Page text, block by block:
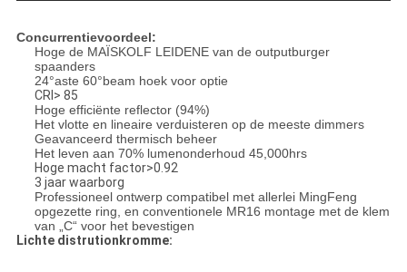
Concurrentievoordeel:
Hoge de MAÏSKOLF LEIDENE van de outputburger
spaanders
24°aste 60°beam hoek voor optie
CRI> 85
Hoge efficiënte reflector (94%)
Het vlotte en lineaire verduisteren op de meeste dimmers
Geavanceerd thermisch beheer
Het leven aan 70% lumenonderhoud 45,000hrs
Hoge macht factor>0.92
3 jaar waarborg
Professioneel ontwerp compatibel met allerlei MingFeng
opgezette ring, en conventionele MR16 montage met de klem
van „C“ voor het bevestigen
Lichte distrutionkromme: